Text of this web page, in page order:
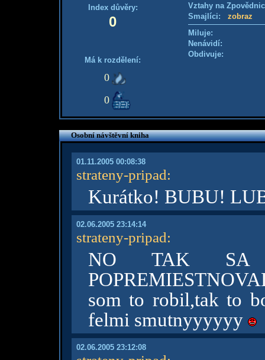
Index důvěry:
0
Má k rozdělení:
0
0
Vztahy na
Smajlíci: zobraz
Miluje:
Nenávidí:
Obdivuje:
Osobní návštěvní kniha
01.11.2005 00:08:38
strateny-pripad:
Kurátko! BUBU!
02.06.2005 23:14:14
strateny-pripad:
NO TAK SA
som to robil,tak to
felmi smutnyyyyyy
02.06.2005 23:12:08